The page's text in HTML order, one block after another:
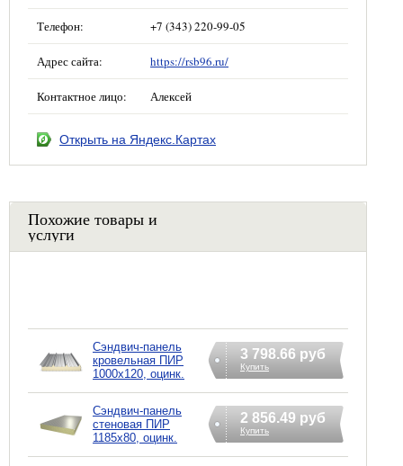
Телефон: +7 (343) 220-99-05
Адрес сайта: https://rsb96.ru/
Контактное лицо: Алексей
Открыть на Яндекс.Картах
Похожие товары и
услуги
Сэндвич-панель
кровельная ПИР
1000x120, оцинк.
3 798.66 руб
Купить
Сэндвич-панель
стеновая ПИР
1185x80, оцинк.
2 856.49 руб
Купить